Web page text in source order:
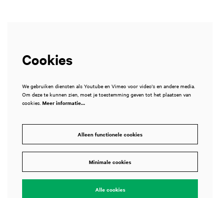
Cookies
We gebruiken diensten als Youtube en Vimeo voor video's en andere media.
Om deze te kunnen zien, moet je toestemming geven tot het plaatsen van
cookies. Meer informatie…
Alleen functionele cookies
Minimale cookies
Alle cookies